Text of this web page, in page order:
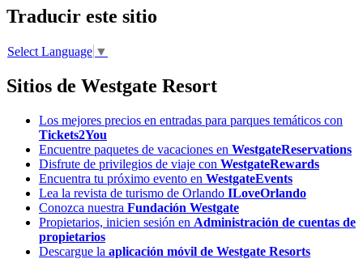
Traducir este sitio
Select Language ▼
Sitios de Westgate Resort
Los mejores precios en entradas para parques temáticos con
Tickets2You
Encuentre paquetes de vacaciones en WestgateReservations
Disfrute de privilegios de viaje con WestgateRewards
Encuentra tu próximo evento en WestgateEvents
Lea la revista de turismo de Orlando ILoveOrlando
Conozca nuestra Fundación Westgate
Propietarios, inicien sesión en Administración de cuentas de
propietarios
Descargue la aplicación móvil de Westgate Resorts